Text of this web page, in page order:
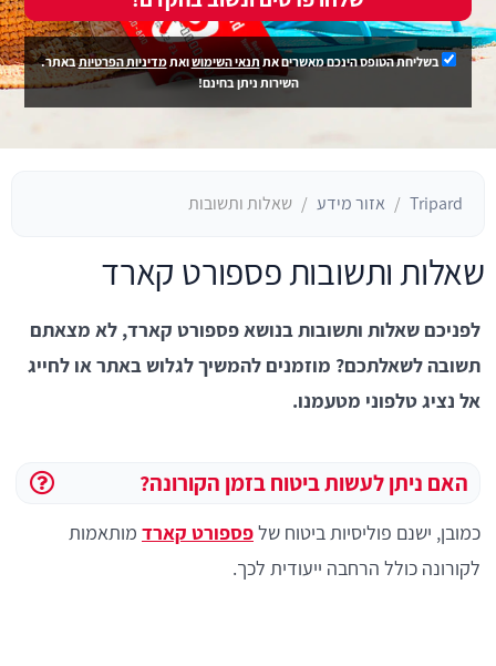
בשליחת הטופס הינכם מאשרים אתתנאי השימושואתמדיניות הפרטיותבאתר.
השירות ניתן בחינם!
Tripard אזור מידע שאלות ותשובות
שאלות ותשובות פספורט קארד
לפניכם שאלות ותשובות בנושא פספורט קארד, לא מצאתם
תשובה לשאלתכם? מוזמנים להמשיך לגלוש באתר או לחייג
אל נציג טלפוני מטעמנו.
האם ניתן לעשות ביטוח בזמן הקורונה?
כמובן, ישנם פוליסיות ביטוח שלפספורט קארד מותאמות
לקורונה כולל הרחבה ייעודית לכך.